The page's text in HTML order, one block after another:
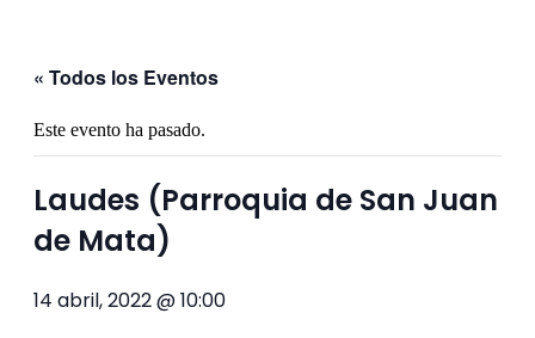
« Todos los Eventos
Este evento ha pasado.
Laudes (Parroquia de San Juan
de Mata)
14 abril, 2022 @ 10:00